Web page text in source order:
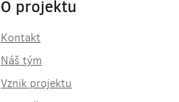
O projektu
Kontakt
Náš tým
Vznik projektu